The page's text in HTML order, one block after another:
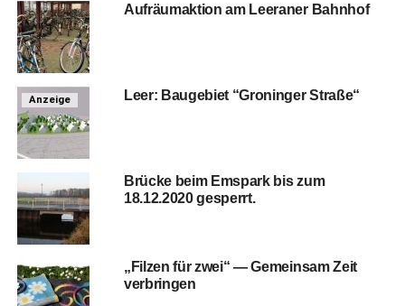
Auf­räum­ak­ti­on am Leera­ner Bahnhof
Anzeige Leer: Bau­ge­biet “Gro­nin­ger Straße“
Brü­cke beim Ems­park bis zum
18.12.2020 gesperrt.
„Fil­zen für zwei“ — Gemein­sam Zeit
verbringen